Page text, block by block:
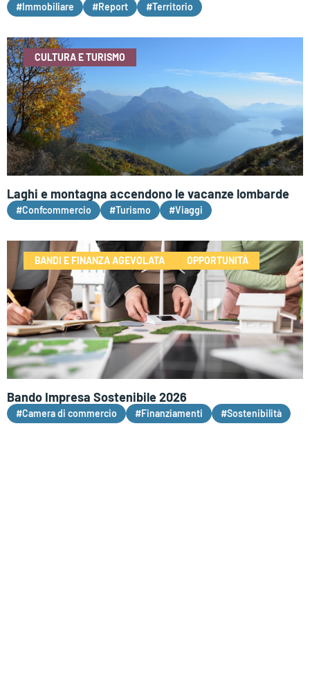
#Immobiliare #Report #Territorio
CULTURA E TURISMO
Laghi e montagna accendono le vacanze lombarde
#Confcommercio #Turismo #Viaggi
BANDI E FINANZA AGEVOLATA OPPORTUNITÀ
Bando Impresa Sostenibile 2026
#Camera di commercio #Finanziamenti #Sostenibilità